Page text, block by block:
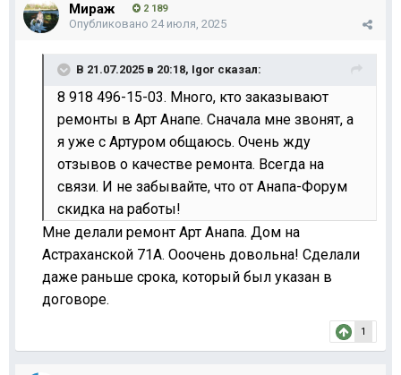
Мираж 2 189
Опубликовано 24 июля, 2025
В 21.07.2025 в 20:18, Igor сказал:
8 918 496-15-03. Много, кто заказывают
ремонты в Арт Анапе. Сначала мне звонят, а
я уже с Артуром общаюсь. Очень жду
отзывов о качестве ремонта. Всегда на
связи. И не забывайте, что от Анапа-Форум
скидка на работы!
Мне делали ремонт Арт Анапа. Дом на
Астраханской 71А. Ооочень довольна! Сделали
даже раньше срока, который был указан в
договоре.
1